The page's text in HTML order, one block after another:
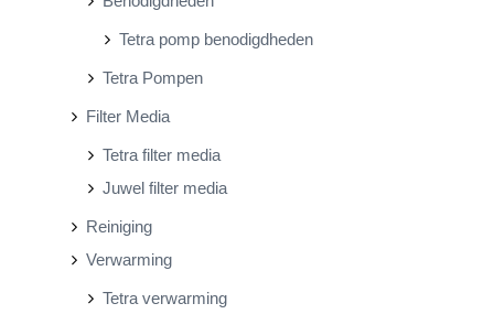
Tetra pomp benodigdheden
Tetra Pompen
Filter Media
Tetra filter media
Juwel filter media
Reiniging
Verwarming
Tetra verwarming